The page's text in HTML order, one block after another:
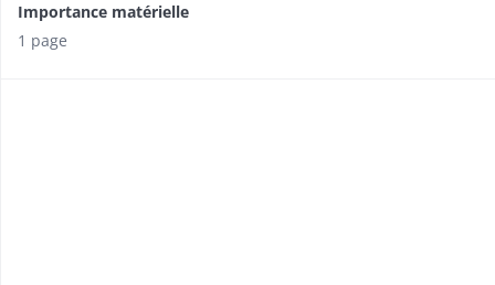
Importance matérielle
1 page